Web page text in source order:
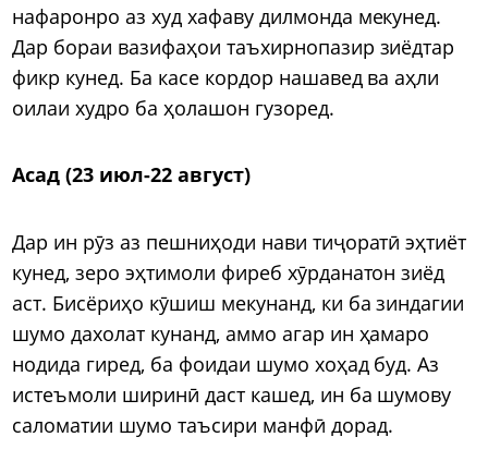
нафаронро аз худ хафаву дилмонда мекунед.
Дар бораи вазифаҳои таъхирнопазир зиёдтар
фикр кунед. Ба касе кордор нашавед ва аҳли
оилаи худро ба ҳолашон гузоред.
Асад (23 июл-22 август)
Дар ин рӯз аз пешниҳоди нави тиҷоратӣ эҳтиёт
кунед, зеро эҳтимоли фиреб хӯрданатон зиёд
аст. Бисёриҳо кӯшиш мекунанд, ки ба зиндагии
шумо дахолат кунанд, аммо агар ин ҳамаро
нодида гиред, ба фоидаи шумо хоҳад буд. Аз
истеъмоли ширинӣ даст кашед, ин ба шумову
саломатии шумо таъсири манфӣ дорад.